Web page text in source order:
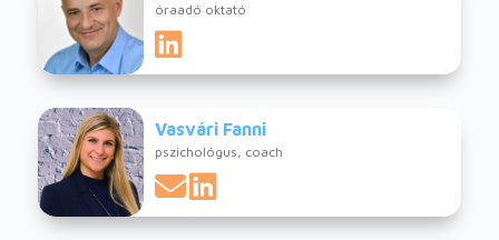
óraadó oktató
Vasvári Fanni
pszichológus, coach